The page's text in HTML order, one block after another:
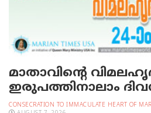
മാതാവിന്റെ
ഇരുപത്തിനാലാം
CONSECRATION TO IMMACULATE HEART OF